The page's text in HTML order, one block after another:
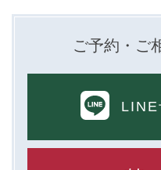
ご予約・ご
LINE